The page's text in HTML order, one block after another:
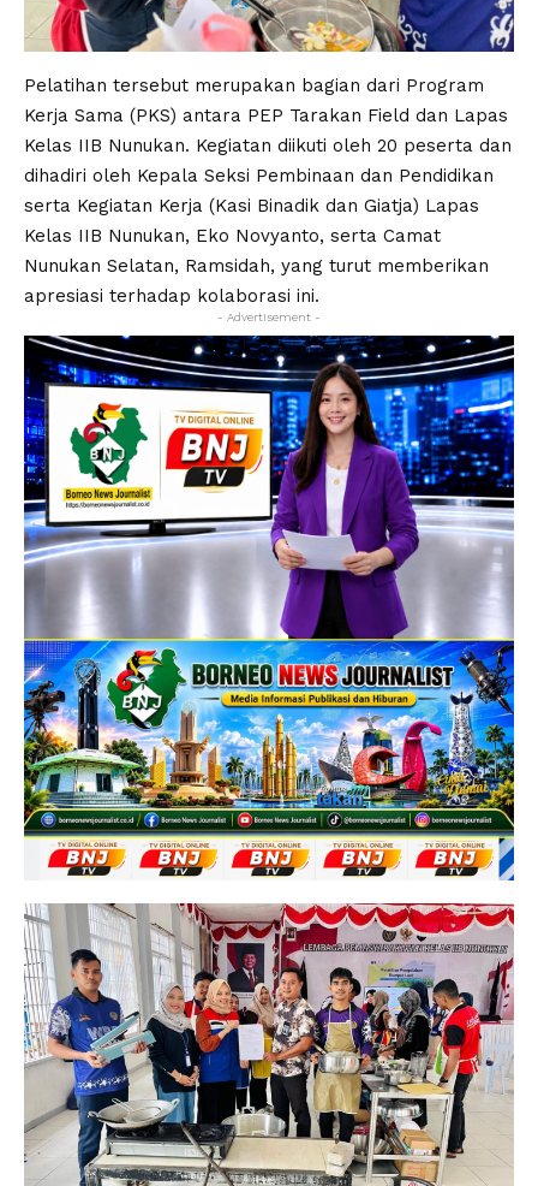
Pelatihan tersebut merupakan bagian dari Program
Kerja Sama (PKS) antara PEP Tarakan Field dan Lapas
Kelas IIB Nunukan. Kegiatan diikuti oleh 20 peserta dan
dihadiri oleh Kepala Seksi Pembinaan dan Pendidikan
serta Kegiatan Kerja (Kasi Binadik dan Giatja) Lapas
Kelas IIB Nunukan, Eko Novyanto, serta Camat
Nunukan Selatan, Ramsidah, yang turut memberikan
apresiasi terhadap kolaborasi ini.
- Advertisement -